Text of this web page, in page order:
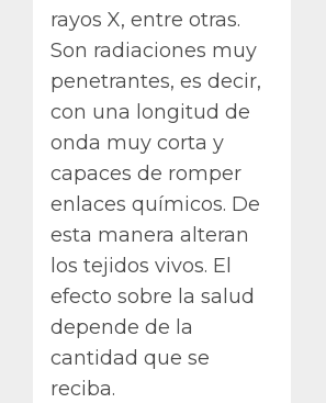
rayos X, entre otras.
Son radiaciones muy
penetrantes, es decir,
con una longitud de
onda muy corta y
capaces de romper
enlaces químicos. De
esta manera alteran
los tejidos vivos. El
efecto sobre la salud
depende de la
cantidad que se
reciba.